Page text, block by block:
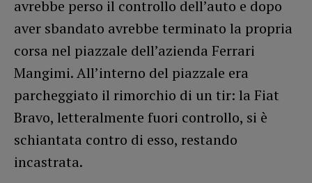
avrebbe perso il controllo dell’auto e dopo
aver sbandato avrebbe terminato la propria
corsa nel piazzale dell’azienda Ferrari
Mangimi. All’interno del piazzale era
parcheggiato il rimorchio di un tir: la Fiat
Bravo, letteralmente fuori controllo, si è
schiantata contro di esso, restando
incastrata.